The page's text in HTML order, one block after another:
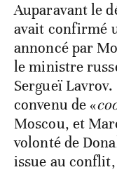
Auparavant le
avait confirmé
annoncé par
le ministre
Sergueï
convenu de «
Moscou, et
volonté de
issue au